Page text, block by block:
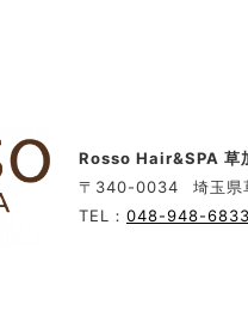
Rosso Hair&SPA 草
〒340-0034
埼玉
TEL： 048-948-6833